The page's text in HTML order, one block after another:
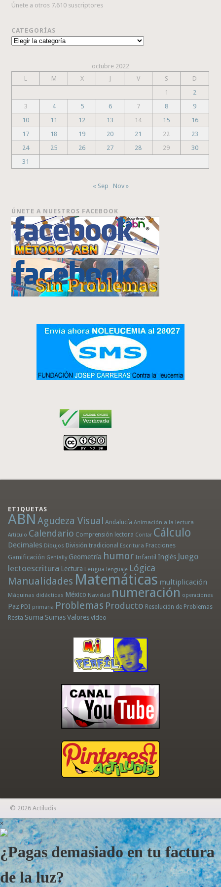
Únete a otros 7.610 suscriptores
CATEGORÍAS
Categorías
octubre 2022
L
M X J V S
D
1
2
3
4 5 6 7 8
9
10
11 12 13 14 15
16
17
18 19 20 21 22
23
24
25 26 27 28 29
30
31
« Sep Nov »
ÚNETE A NUESTROS FACEBOOK
ETIQUETAS
ABN Agudeza Visual Andalucía Animación a la lectura
Artículo Calendario Comprensión lectora Contar Cálculo
Decimales Dibujos División tradicional Escritura Fracciones
Gamificación Genially Geometría humor Infantil Inglés Juego
lectoescritura Lectura Lengua lenguaje Lógica
Manualidades Matemáticas multiplicación
Máquinas didácticas México Navidad numeración operaciones
Paz PDI primaria Problemas Producto Resolución de Problemas
Resta Suma Sumas Valores vídeo
© 2026 Actiludis
×
¿Pagas demasiado en tu factura
de la luz?